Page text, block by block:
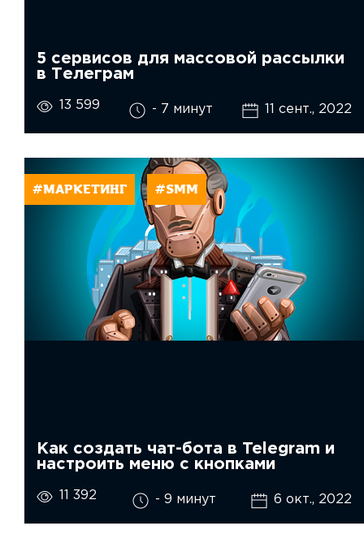
5 сервисов для массовой рассылки
в Телеграм
13 599 - 7 минут 11 сент., 2022
#МАРКЕТИНГ #SMM
Как создать чат-бота в Telegram и
настроить меню с кнопками
11 392 - 9 минут 6 окт., 2022